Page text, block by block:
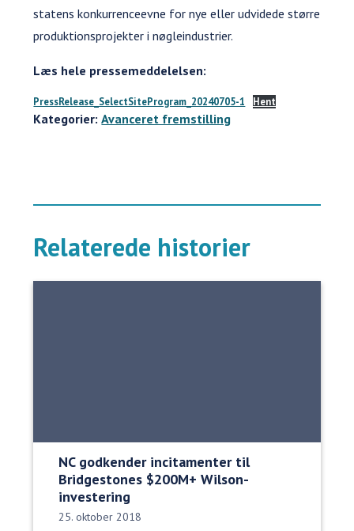
statens konkurrenceevne for nye eller udvidede større
produktionsprojekter i nøgleindustrier.
Læs hele pressemeddelelsen:
PressRelease_SelectSiteProgram_20240705-1 Hent
Kategorier: Avanceret fremstilling
Relaterede historier
NC godkender incitamenter til
Bridgestones $200M+ Wilson-
investering
Udgivelsesdato:
25. oktober 2018